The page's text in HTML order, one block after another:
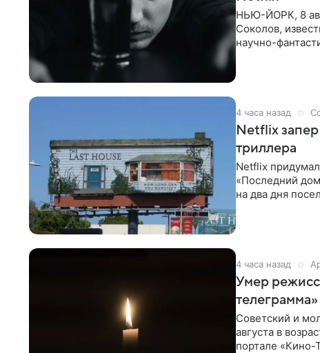
НЬЮ-ЙОРК, 8
Соколов,
научно-
4 часа назад
Netflix
триллера
Netflix
«Последний
на два дня
4 часа назад
Умер
телеграмма»
Советский и
августа в
портале «Кино-